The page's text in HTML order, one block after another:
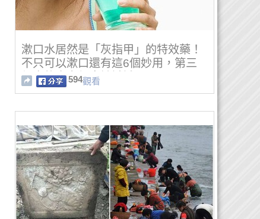
漱口水居然是「灰指甲」的特效藥！
不只可以漱口還有這6個妙用，第三
個真的大家都應該試試！
594觀看